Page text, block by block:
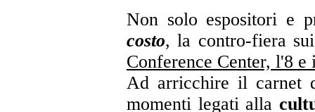
Non solo espositori e
costo, la contro-fiera
Conference Center, l'8
Ad arricchire il carnet
momenti legati alla